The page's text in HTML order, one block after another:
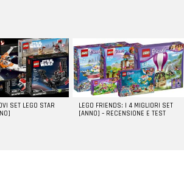
SET LEGO STAR
LEGO FRIENDS: I 4 MIGLIORI SET
[ANNO] – RECENSIONE E TEST